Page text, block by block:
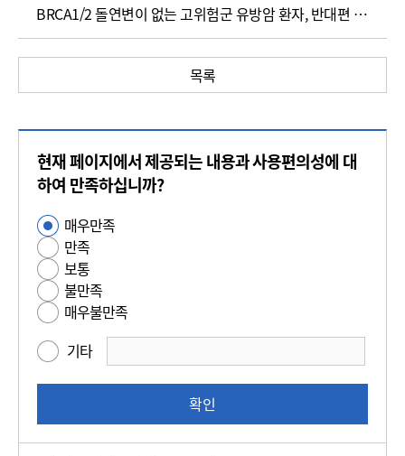
BRCA1/2 돌연변이 없는 고위험군 유방암 환자, 반대편 유방암 발생 위험 높아
목록
현재 페이지에서 제공되는 내용과 사용편의성에 대
하여 만족하십니까?
사
용
편
의
성
족
사
매우만족
만족
보통
불만족
매우불만족
기타
확인